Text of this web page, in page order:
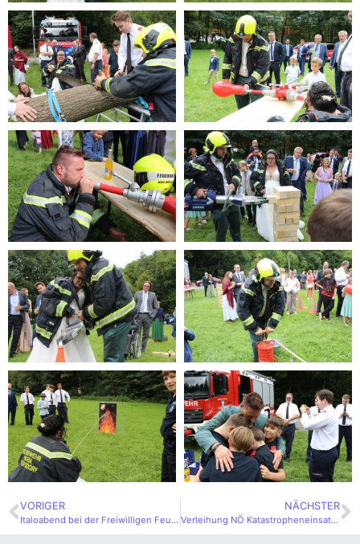
VORIGER
Italoabend bei der Freiwilligen Feuerwehr Maria Enzersdorf
NÄCHSTER
Verleihung NÖ Katastropheneinsatzmedaille